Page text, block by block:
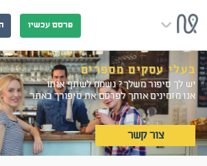
פרסם עכשיו
בעלי עסקים מספרים
יש לך סיפור משלך? נשמח לשתף אותו
אנו מזמינים אותך לפרסם את סיפורך באתר
צור קשר